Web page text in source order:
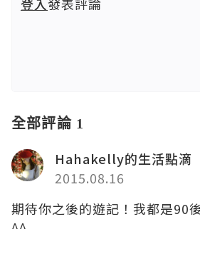
登入發表評論
全部評論 1
Hahakelly的生活點滴
2015.08.16
期待你之後的遊記！我都是90
^^